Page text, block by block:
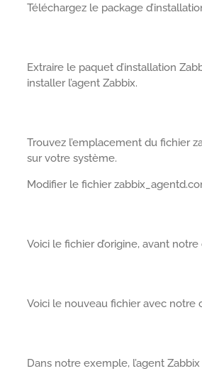
Téléchargez le package
Extraire le paquet d’installation
installer l’agent Zabbix.
Trouvez l’emplacement du fichier
sur votre système.
Modifier le fichier
Voici le fichier d’origine, avant
Voici le nouveau fichier avec notre
Dans notre exemple, l’agent